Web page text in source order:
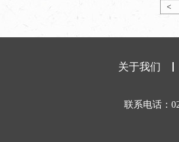
<
关于我们
联系电话：